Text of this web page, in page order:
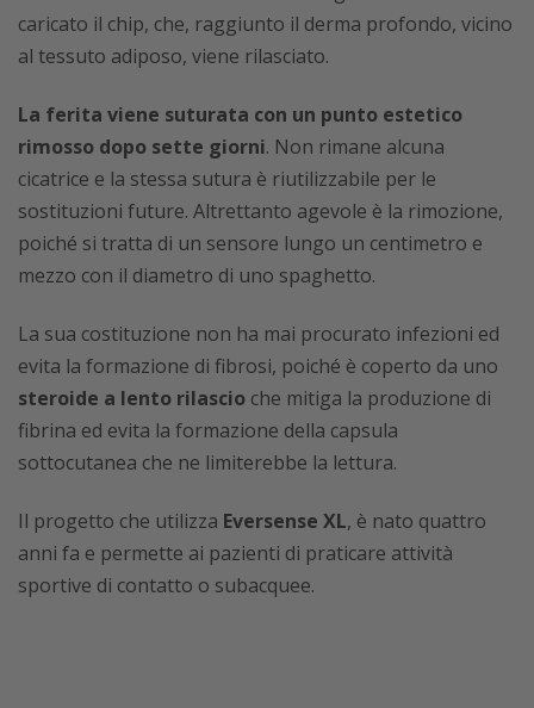
caricato il chip, che, raggiunto il derma profondo, vicino
al tessuto adiposo, viene rilasciato.
La ferita viene suturata con un punto estetico
rimosso dopo sette giorni. Non rimane alcuna
cicatrice e la stessa sutura è riutilizzabile per le
sostituzioni future. Altrettanto agevole è la rimozione,
poiché si tratta di un sensore lungo un centimetro e
mezzo con il diametro di uno spaghetto.
La sua costituzione non ha mai procurato infezioni ed
evita la formazione di fibrosi, poiché è coperto da uno
steroide a lento rilascio che mitiga la produzione di
fibrina ed evita la formazione della capsula
sottocutanea che ne limiterebbe la lettura.
Il progetto che utilizza Eversense XL, è nato quattro
anni fa e permette ai pazienti di praticare attività
sportive di contatto o subacquee.